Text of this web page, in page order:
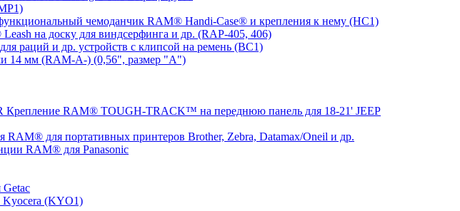
чемоданчик RAM® Handi-Case® и крепления к нему (HC1)
на доску для виндсерфинга и др. (RAP-405, 406)
раций и др. устройств с клипсой на ремень (BC1)
14 мм (RAM-A-) (0,56", размер "A")
Крепление RAM® TOUGH-TRACK™ на переднюю панель для 18-21' JEEP
RAM® для портативных принтеров Brother, Zebra, Datamax/Oneil и др.
RAM® для Panasonic
Kyocera (KYO1)